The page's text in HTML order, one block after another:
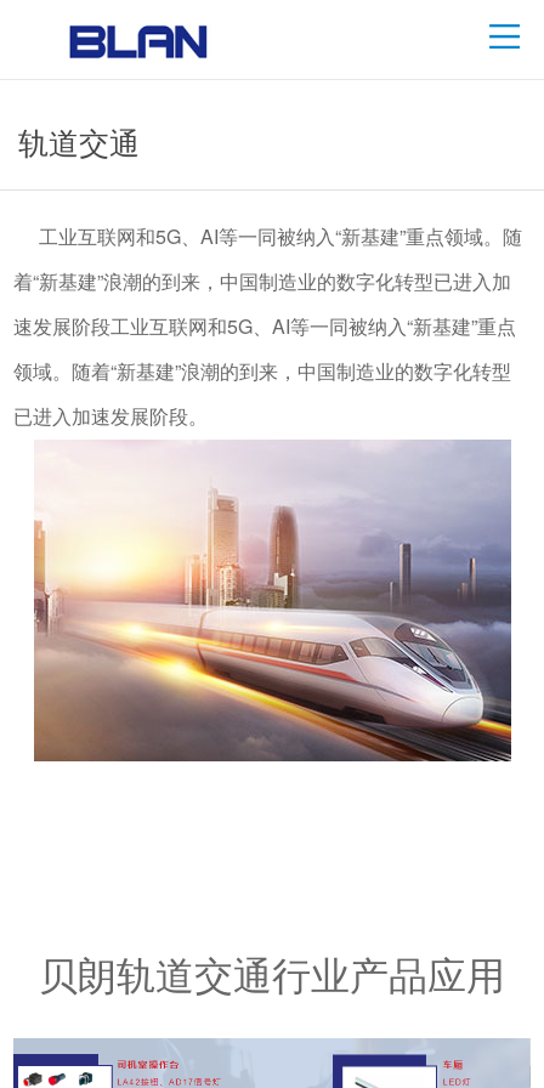
轨道交通
工业互联网和5G、AI等一同被纳入“新基建”重点领域。随
着“新基建”浪潮的到来，中国制造业的数字化转型已进入加
速发展阶段工业互联网和5G、AI等一同被纳入“新基建”重点
领域。随着“新基建”浪潮的到来，中国制造业的数字化转型
已进入加速发展阶段。
贝朗轨道交通行业产品应用